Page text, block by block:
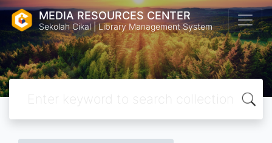
MEDIA RESOURCES CENTER
Sekolah Cikal | Library Management System